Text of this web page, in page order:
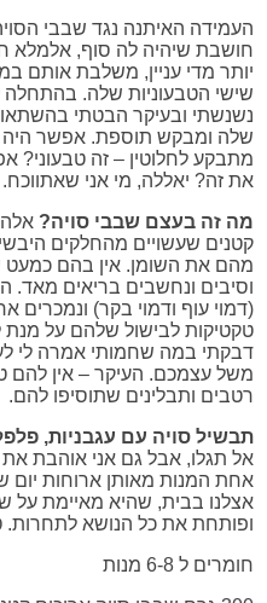
העמידה האיתנה נגד שבבי
חושבת שיהיה לה סוף, אלמלא
יותר מדי עניין, משלבת אותם
שישי הטבעוניות שלה.
נשנשתי ובעיקר הבטתי
שלה ומבקש תוספת. אפשר
מתבקע לחלוטין – זה טבעוני?
את זה? יאללה, מי אני שאתווכח.
מה זה בעצם שבבי סויה? אלה
קטנים שעשויים מהחלקים
מהם את השומן. אין בהם כמעט
וסיבים ונחשבים בריאים מאד.
(דמוי עוף ודמוי בקר) ונמכרים
טקטיקות לבישול שלהם על מנת
דבקתי במה שחמותי אמרה לי
משל עצמכם. העיקר – אין להם
רטבים ותבלינים שתוסיפו להם.
תבשיל סויה עם עגבניות,
אל תגלו, אבל גם אני אוהבת
אחת המנות מאותן ארוחות יום
אצלנו בבית, שהיא מאיימת על
ופותחת את כל הנושא לתחרות.
חומרים ל 6-8 מנות